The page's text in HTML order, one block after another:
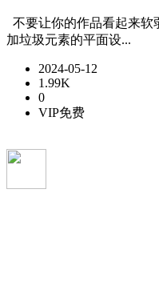
不要让你的作品看起来软
加垃圾元素的平面设...
2024-05-12
1.99K
0
VIP免费